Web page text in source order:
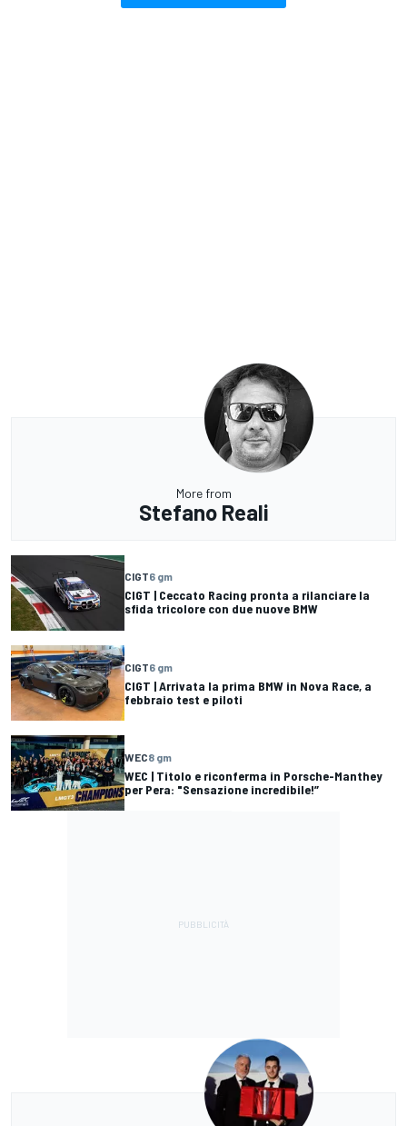
More from
Stefano Reali
CIGT6 gm
CIGT | Ceccato Racing pronta a rilanciare la
sfida tricolore con due nuove BMW
CIGT6 gm
CIGT | Arrivata la prima BMW in Nova Race, a
febbraio test e piloti
WEC8 gm
WEC | Titolo e riconferma in Porsche-Manthey
per Pera: "Sensazione incredibile!”